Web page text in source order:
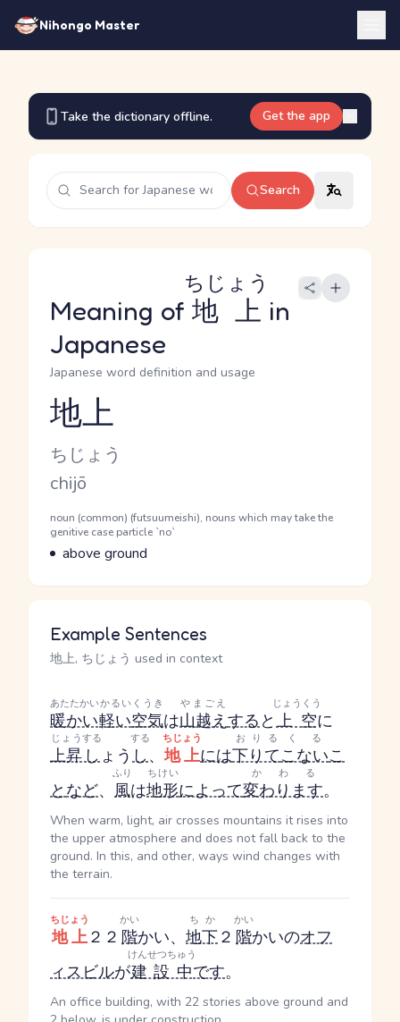
Nihongo Master
Take the dictionary offline. Get the app
Search
Meaning of 地上
ちじょう
in
Japanese
Japanese word definition and usage
Reading and JLPT level
地上
Kana Reading
ちじょう
Romaji
chijō
Word Senses
Parts of speech
noun (common) (futsuumeishi), nouns which may take the
genitive case particle `no`
Meaning
above ground
Example Sentences
地上, ちじょう used in context
暖かい
あたたかい
軽い
かるい
空気
くうき
は山越え
やまごえ
すると上空
じょうくう
に
上昇
じょう
し
する
ょうし
する
、地上
ちじょう
には下りて
おりる
こない
くる
こ
となど、 風
ふり
は地形
ちけい
によって変わります
かわる
。
When warm, light, air crosses mountains it rises into
the upper atmosphere and does not fall back to the
ground. In this, and other, ways wind changes with
the terrain.
地上
ちじょう
２２ 階
かい
かい、 地下
ちか
２ 階
かい
かいのオフ
ィスビルが建設中
けんせつちゅう
です。
An office building, with 22 stories above ground and